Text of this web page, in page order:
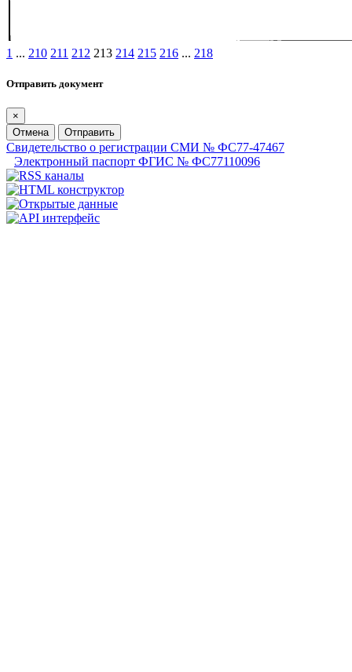
1 ... 210 211 212 213 214 215 216 ... 218
Отправить документ
×
Отмена
Отправить
Свидетельство о регистрации СМИ № ФС77-47467
Электронный паспорт ФГИС № ФС77110096